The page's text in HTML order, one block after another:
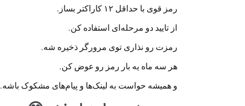
رمز قوی با حداقل ۱۲ کاراکتر بساز.
از تایید دو مرحله‌ای استفاده کن.
رمزت رو نذاری توی مرورگر ذخیره شه.
هر سه ماه یه بار رمز رو عوض کن.
و همیشه حواست به لینک‌ها و پیام‌های مشکوک باشه.